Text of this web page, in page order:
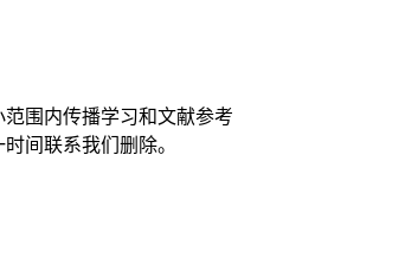
围内传播学习和文献参考
间联系我们删除。